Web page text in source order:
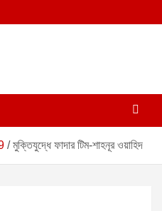
মুক্তিযুদ্ধে ফাদার টিম-শাহনূর ওয়াহিদ